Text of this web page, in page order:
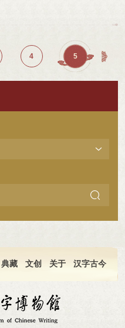
4 5

典藏 文创 关于 汉字古今